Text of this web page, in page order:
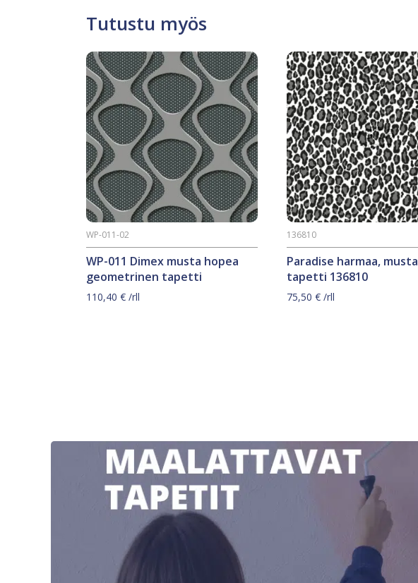
Tutustu myös
WP-011 Dimex musta hopea
geometrinen tapetti
WP-011-02
110,40 € /rll
Paradise harmaa, musta
tapetti 136810
136810
75,50€ /rll